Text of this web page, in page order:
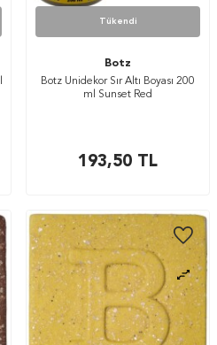
Tükendi
Botz
Botz Unidekor Sır Altı Boyası 200
ml Sunset Red
193,50 TL